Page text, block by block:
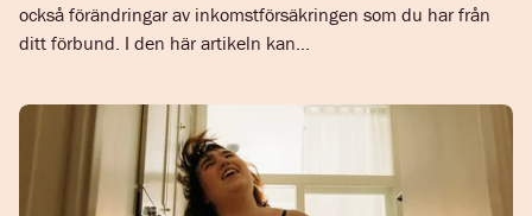
också förändringar av inkomstförsäkringen som du har från
ditt förbund. I den här artikeln kan...